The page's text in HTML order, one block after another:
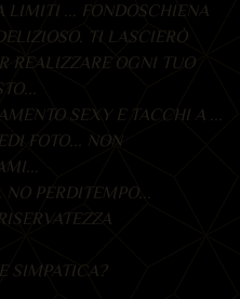
LIMITI ... FONDOSCHIENA
TI LASCIERÒ
REALIZZARE OGNI TUO
SEXY E TACCHI A ...
FOTO... NON
NO PERDITEMPO...
SIMPATICA?